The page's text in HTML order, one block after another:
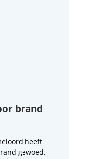
brand
heeft
gewoed.